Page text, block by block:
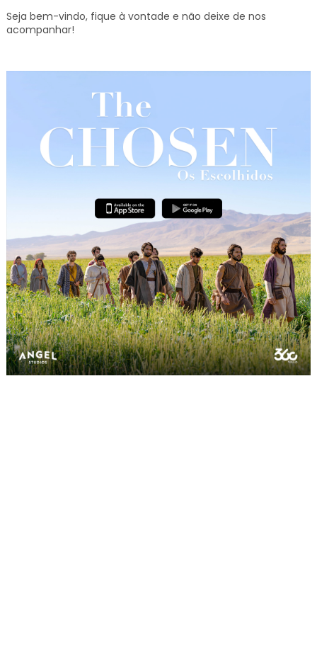
Seja bem-vindo, fique à vontade e não deixe de nos
acompanhar!